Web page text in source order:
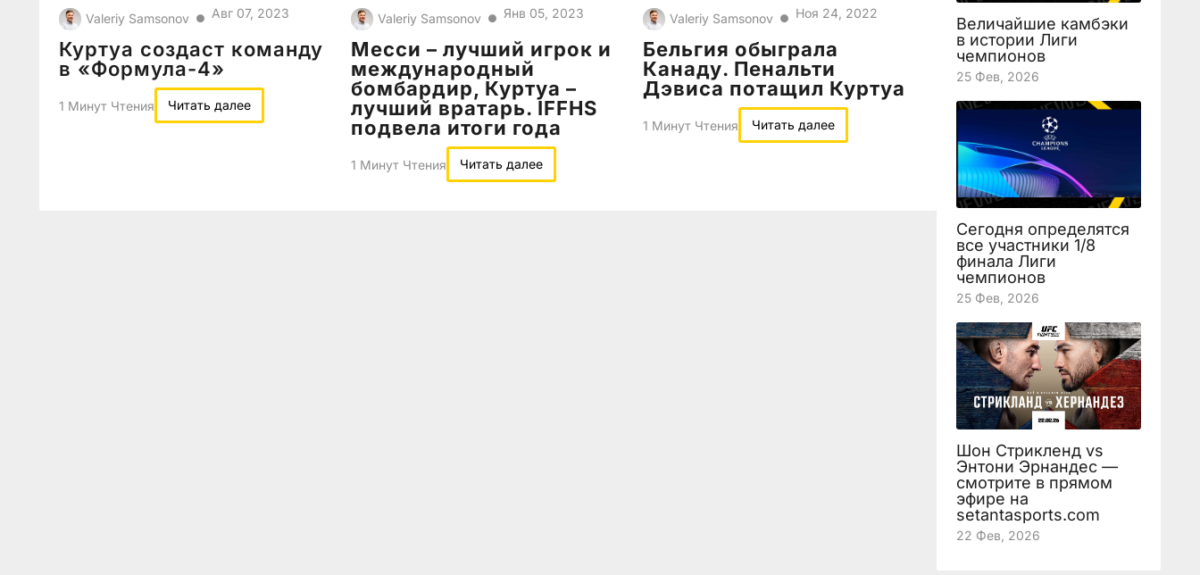
Valeriy Samsonov ● Авг 07, 2023
Куртуа создаст команду
в «Формула-4»
1 Минут Чтения Читать далее
Valeriy Samsonov ● Янв 05, 2023
Месси – лучший игрок и
международный
бомбардир, Куртуа –
лучший вратарь. IFFHS
подвела итоги года
1 Минут Чтения Читать далее
Valeriy Samsonov ● Ноя 24, 2022
Бельгия обыграла
Канаду. Пенальти
Дэвиса потащил Куртуа
1 Минут Чтения Читать далее
Величайшие камбэки
в истории Лиги
чемпионов
25 Фев, 2026
Сегодня определятся
все участники 1/8
финала Лиги
чемпионов
25 Фев, 2026
Шон Стрикленд vs
Энтони Эрнандес —
смотрите в прямом
эфире на
setantasports.com
22 Фев, 2026